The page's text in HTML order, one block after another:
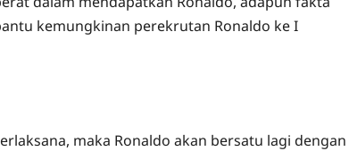
kemungkinan perekrutan Ronaldo ke I
maka Ronaldo akan bersatu lagi dengan